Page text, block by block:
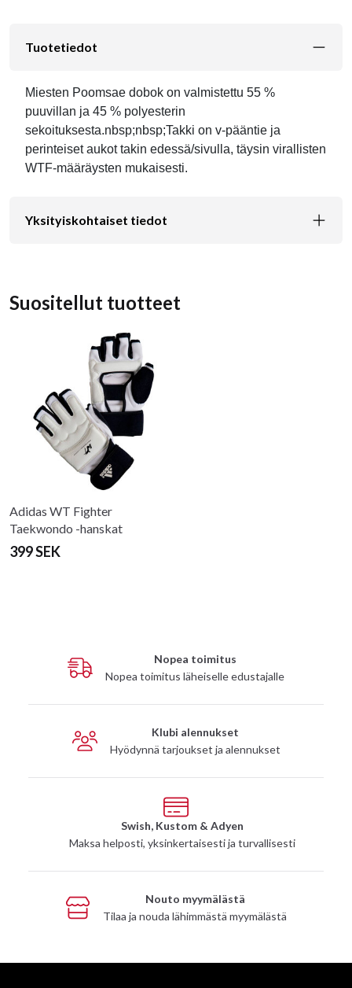
Tuotetiedot
Miesten Poomsae dobok on valmistettu 55 %
puuvillan ja 45 % polyesterin
sekoituksesta.nbsp;nbsp;Takki on v-pääntie ja
perinteiset aukot takin edessä/sivulla, täysin virallisten
WTF-määräysten mukaisesti.
Yksityiskohtaiset tiedot
Suositellut tuotteet
Adidas WT Fighter
Taekwondo -hanskat
399 SEK
Nopea toimitus
Nopea toimitus läheiselle edustajalle
Klubi alennukset
Hyödynnä tarjoukset ja alennukset
Swish, Kustom & Adyen
Maksa helposti, yksinkertaisesti ja turvallisesti
Nouto myymälästä
Tilaa ja nouda lähimmästä myymälästä